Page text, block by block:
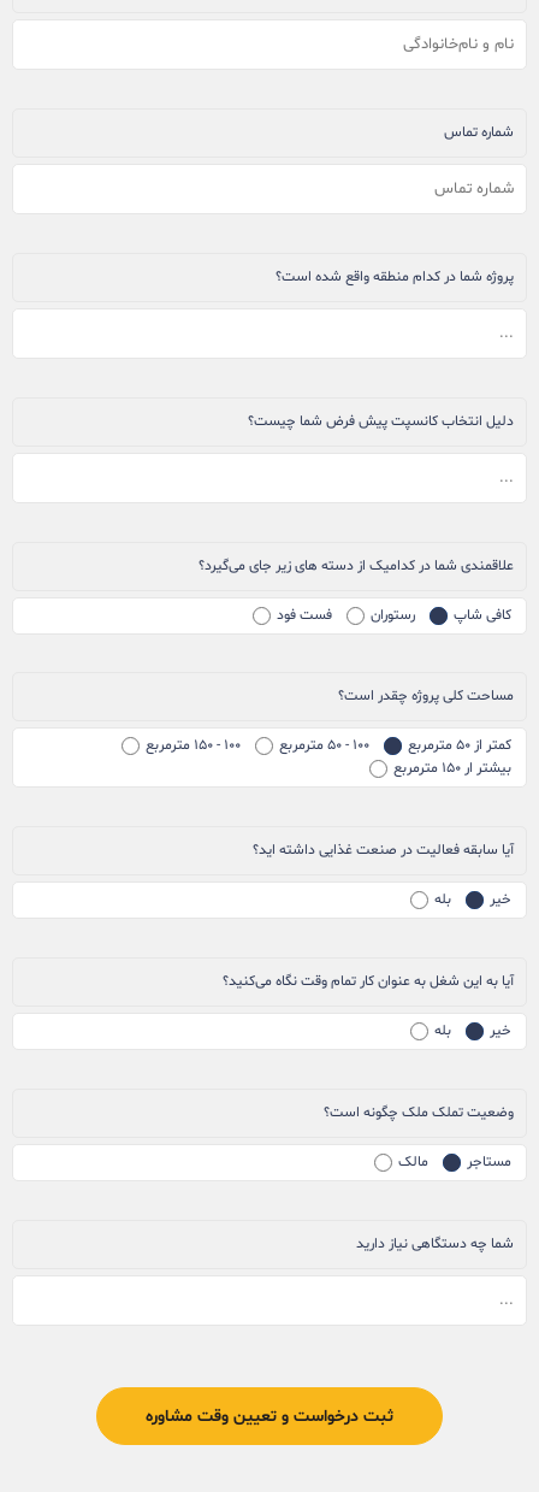
شماره تماس
پروژه شما در کدام منطقه واقع شده است؟
دلیل انتخاب کانسپت پیش فرض شما چیست؟
علاقمندی شما در کدامیک از دسته های زیر جای می‌گیرد؟
کافی شاپ رستوران فست فود
مساحت کلی پروژه چقدر است؟
کمتر از ۵۰ مترمربع ۱۰۰ - ۵۰ مترمربع
۱۰۰ - ۱۵۰ مترمربع
بیشتر ار ۱۵۰ مترمربع
آیا سابقه فعالیت در صنعت غذایی داشته اید؟
خیر بله
آیا به این شغل به عنوان کار تمام وقت نگاه می‌کنید؟
خیر بله
وضعیت تملک ملک چگونه است؟
مستاجر مالک
شما چه دستگاهی نیاز دارید